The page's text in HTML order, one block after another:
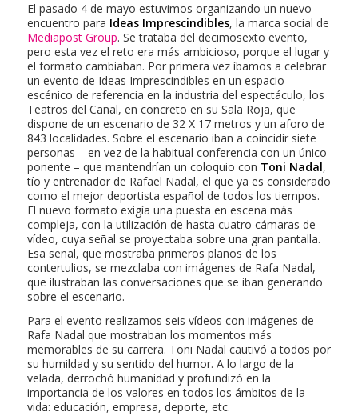
El pasado 4 de mayo estuvimos organizando un nuevo
encuentro para Ideas Imprescindibles, la marca social de
Mediapost Group. Se trataba del decimosexto evento,
pero esta vez el reto era más ambicioso, porque el lugar y
el formato cambiaban. Por primera vez íbamos a celebrar
un evento de Ideas Imprescindibles en un espacio
escénico de referencia en la industria del espectáculo, los
Teatros del Canal, en concreto en su Sala Roja, que
dispone de un escenario de 32 X 17 metros y un aforo de
843 localidades. Sobre el escenario iban a coincidir siete
personas – en vez de la habitual conferencia con un único
ponente – que mantendrían un coloquio con Toni Nadal,
tío y entrenador de Rafael Nadal, el que ya es considerado
como el mejor deportista español de todos los tiempos.
El nuevo formato exigía una puesta en escena más
compleja, con la utilización de hasta cuatro cámaras de
vídeo, cuya señal se proyectaba sobre una gran pantalla.
Esa señal, que mostraba primeros planos de los
contertulios, se mezclaba con imágenes de Rafa Nadal,
que ilustraban las conversaciones que se iban generando
sobre el escenario.
Para el evento realizamos seis vídeos con imágenes de
Rafa Nadal que mostraban los momentos más
memorables de su carrera. Toni Nadal cautivó a todos por
su humildad y su sentido del humor. A lo largo de la
velada, derrochó humanidad y profundizó en la
importancia de los valores en todos los ámbitos de la
vida: educación, empresa, deporte, etc.